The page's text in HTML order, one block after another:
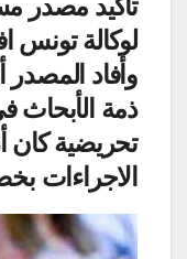
لوكالة تونس
وأفاد
ذمة الأبحاث
تحريضية كان
الاجراءات